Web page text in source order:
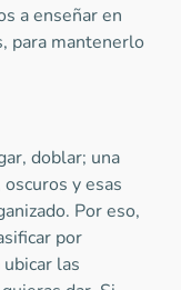
a enseñar en
para mantenerlo
doblar; una
y esas
Por eso,
por
las